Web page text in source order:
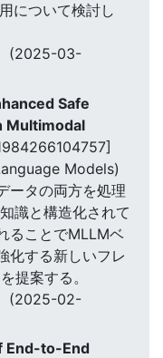
について検討し
(2025-03-
Safe
Multimodal
Models)
ータの両方を処理
識と構造化されて
ることでMLLMベ
化する新しいフレ
提案する。
(2025-02-
End-to-End